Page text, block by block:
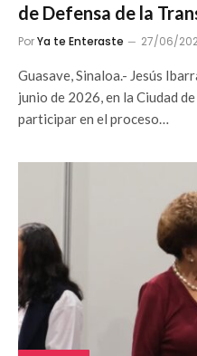
de Defensa de la
PorYa te Enteraste 27/06/
Guasave, Sinaloa.- Jesús
junio de 2026, en la Ciudad
participar en el proceso…